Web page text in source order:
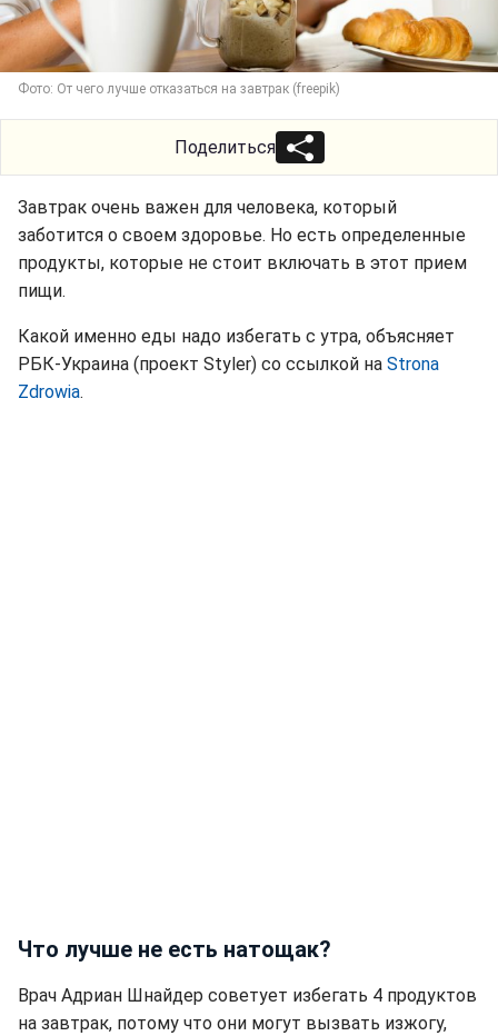
Фото: От чего лучше отказаться на завтрак (freepik)
Поделиться
Завтрак очень важен для человека, который
заботится о своем здоровье. Но есть определенные
продукты, которые не стоит включать в этот прием
пищи.
Какой именно еды надо избегать с утра, объясняет
РБК-Украина (проект Styler) со ссылкой на Strona
Zdrowia.
Что лучше не есть натощак?
Врач Адриан Шнайдер советует избегать 4 продуктов
на завтрак, потому что они могут вызвать изжогу,